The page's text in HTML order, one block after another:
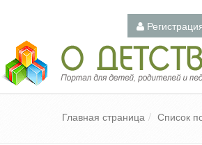
Педагогический портал «О детстве»
Главная страница Список